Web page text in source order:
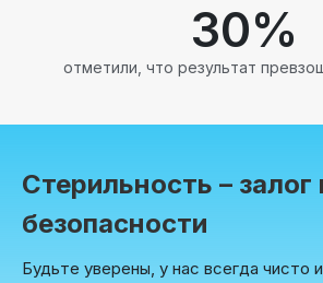
отметили, что результат
30%
Стерильность – залог
безопасности
Будьте уверены, у нас всегда чисто